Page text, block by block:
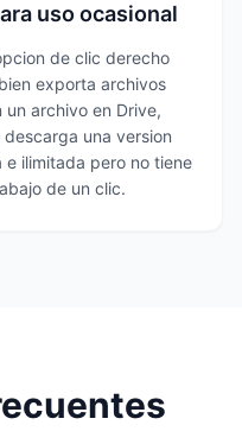
uso ocasional
de clic derecho
exporta archivos
archivo en Drive,
una version
e ilimitada pero no tiene
de un clic.